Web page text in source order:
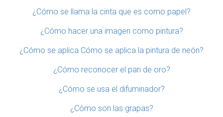
¿Cómo se llama la cinta que es como papel?
¿Cómo hacer una imagen como pintura?
¿Cómo se aplica Cómo se aplica la pintura de neón?
¿Cómo reconocer el pan de oro?
¿Cómo se usa el difuminador?
¿Cómo son las grapas?